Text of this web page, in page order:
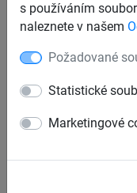
s používáním
naleznete v našem
Požadované
Statistické
Marketingové
Sportovní sítě Sítě
Sada lan
sítí pro hod